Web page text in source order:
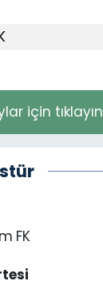
için tıklayın
FK